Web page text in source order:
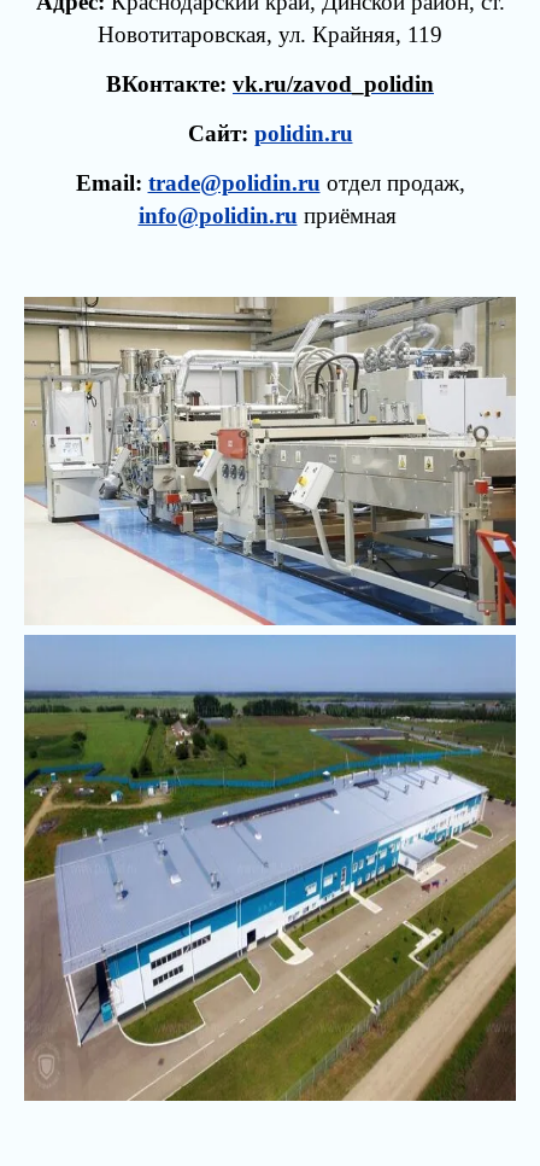
Новотитаровская, ул. Крайняя, 119
ВКонтакте: vk.ru/zavod_polidin
Сайт: polidin.ru
Email: trade@polidin.ru отдел продаж,
info@polidin.ru приёмная